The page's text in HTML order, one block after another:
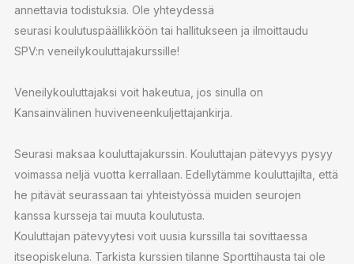
annettavia todistuksia. Ole yhteydessä
seurasi koulutuspäällikköön tai hallitukseen ja ilmoittaudu
SPV:n veneilykouluttajakurssille!
Veneilykouluttajaksi voit hakeutua, jos sinulla on
Kansainvälinen huviveneenkuljettajankirja.
Seurasi maksaa kouluttajakurssin. Kouluttajan pätevyys pysyy
voimassa neljä vuotta kerrallaan. Edellytämme kouluttajilta, että
he pitävät seurassaan tai yhteistyössä muiden seurojen
kanssa kursseja tai muuta koulutusta.
Kouluttajan pätevyytesi voit uusia kurssilla tai sovittaessa
itseopiskeluna. Tarkista kurssien tilanne Sporttihausta tai ole